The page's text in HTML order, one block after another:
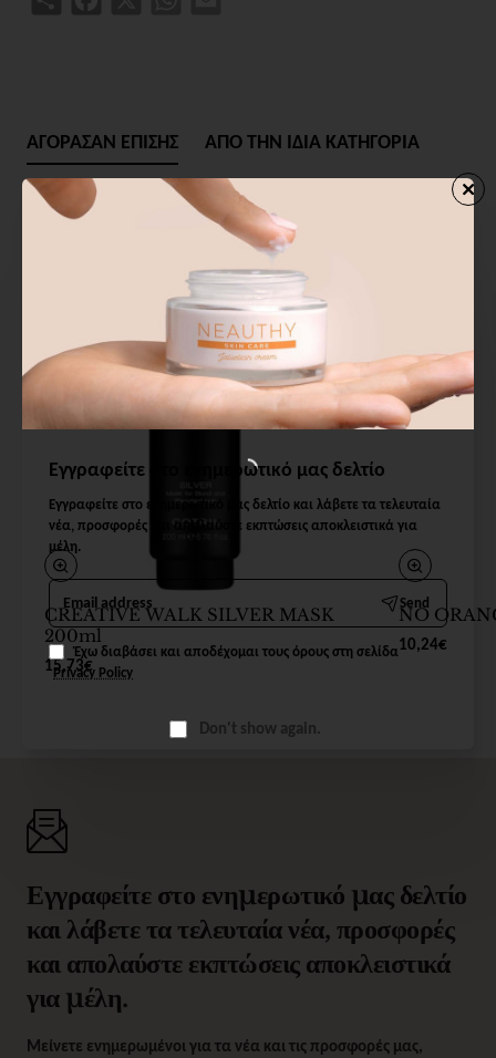
Εγγραφείτε στο ενημερωτικό μας δελτίο
Εγγραφείτε στο ενημερωτικό μας δελτίο και λάβετε τα τελευταία
νέα, προσφορές και απολαύστε εκπτώσεις αποκλειστικά για
μέλη.
Email
address
Send
Έχω διαβάσει και αποδέχομαι τους όρους στη σελίδα
Privacy Policy
Don't show again.
ΑΓΟΡΑΣΑΝ ΕΠΙΣΗΣ ΑΠΟ ΤΗΝ ΙΔΙΑ ΚΑΤΗΓΟΡΙΑ
CREATIVE WALK SILVER MASK
200ml
15,73€
NO
10,24€
Εγγραφείτε στο ενημερωτικό μας δελτίο
και λάβετε τα τελευταία νέα, προσφορές
και απολαύστε εκπτώσεις αποκλειστικά
για μέλη.
Μείνετε ενημερωμένοι για τα νέα και τις προσφορές μας,